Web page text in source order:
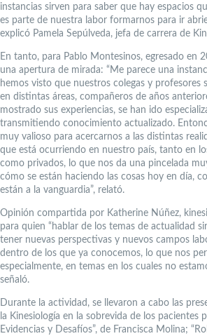
instancias sirven para saber que hay espacios
es parte de nuestra labor formarnos para ir
explicó Pamela Sepúlveda, jefa de carrera de
En tanto, para Pablo Montesinos, egresado en
una apertura de mirada: “Me parece una
hemos visto que nuestros colegas y profesores
en distintas áreas, compañeros de años
mostrado sus experiencias, se han ido
transmitiendo conocimiento actualizado.
muy valioso para acercarnos a las distintas
que está ocurriendo en nuestro país, tanto en
como privados, lo que nos da una pincelada
cómo se están haciendo las cosas hoy en día,
están a la vanguardia”, relató.
Opinión compartida por Katherine Núñez,
para quien “hablar de los temas de actualidad
tener nuevas perspectivas y nuevos campos
dentro de los que ya conocemos, lo que nos
especialmente, en temas en los cuales no
señaló.
Durante la actividad, se llevaron a cabo las
la Kinesiología en la sobrevida de los pacientes
Evidencias y Desafíos”, de Francisca Molina;